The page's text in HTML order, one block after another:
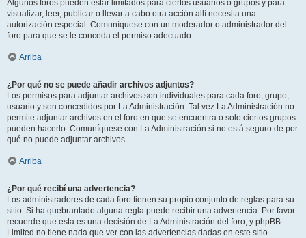
Algunos foros pueden estar limitados para ciertos usuarios o grupos y para
visualizar, leer, publicar o llevar a cabo otra acción allí necesita una
autorización especial. Comuníquese con un moderador o administrador del
foro para que se le conceda el permiso adecuado.
Arriba
¿Por qué no se puede añadir archivos adjuntos?
Los permisos para adjuntar archivos son individuales para cada foro, grupo,
usuario y son concedidos por La Administración. Tal vez La Administración no
permite adjuntar archivos en el foro en que se encuentra o solo ciertos grupos
pueden hacerlo. Comuníquese con La Administración si no está seguro de por
qué no puede adjuntar archivos.
Arriba
¿Por qué recibí una advertencia?
Los administradores de cada foro tienen su propio conjunto de reglas para su
sitio. Si ha quebrantado alguna regla puede recibir una advertencia. Por favor
recuerde que esta es una decisión de La Administración del foro, y phpBB
Limited no tiene nada que ver con las advertencias dadas en este sitio.